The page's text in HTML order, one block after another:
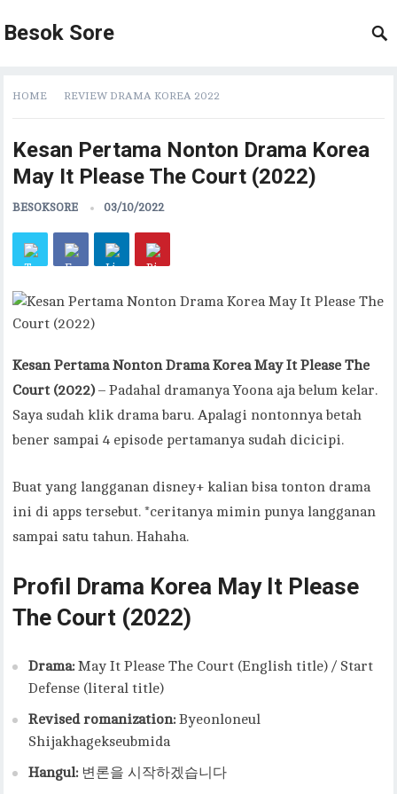
Besok Sore
HOME REVIEW DRAMA KOREA 2022
Kesan Pertama Nonton Drama Korea
May It Please The Court (2022)
BESOKSORE 03/10/2022
Kesan Pertama Nonton Drama Korea May It Please The
Court (2022)– Padahal dramanya Yoona aja belum kelar.
Saya sudah klik drama baru. Apalagi nontonnya betah
bener sampai 4 episode pertamanya sudah dicicipi.
Buat yang langganan disney+ kalian bisa tonton drama
ini di apps tersebut. *ceritanya mimin punya langganan
sampai satu tahun. Hahaha.
Profil Drama Korea May It Please
The Court (2022)
Drama:May It Please The Court (English title) / Start
Defense (literal title)
Revised romanization:Byeonloneul
Shijakhagekseubmida
Hangul:변론을 시작하겠습니다